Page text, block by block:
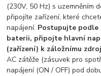
(230V, 50 Hz) s uzemněním
připojíte zařízení, které
napájení. Postupujte
baterii, připojte hlavní
(zařízení) k záložnímu
AC zátěže (zásuvek pro
napájení (ON / OFF) pod